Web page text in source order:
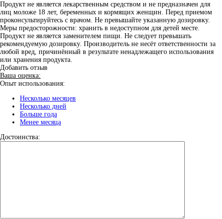
Продукт не является лекарственным средством и не предназначен для
лиц моложе 18 лет, беременных и кормящих женщин. Перед приемом
проконсультируйтесь с врачом. Не превышайте указанную дозировку.
Меры предосторожности: хранить в недоступном для детей месте.
Продукт не является заменителем пищи. Не следует превышать
рекомендуемую дозировку. Производитель не несёт ответственности за
любой вред, причинённый в результате ненадлежащего использования
или хранения продукта.
Добавить отзыв
Ваша оценка:
Опыт использования:
Несколько месяцев
Несколько дней
Больше года
Менее месяца
Достоинства: